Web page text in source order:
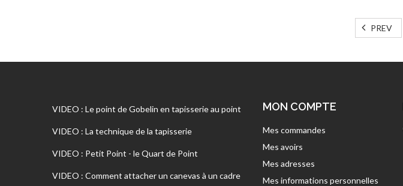
PREV
VIDEO : Le point de Gobelin en tapisserie au point
VIDEO : La technique de la tapisserie
VIDEO : Petit Point - le Quart de Point
VIDEO : Comment attacher un canevas à un cadre
MON COMPTE
Mes commandes
Mes avoirs
Mes adresses
Mes informations personnelles